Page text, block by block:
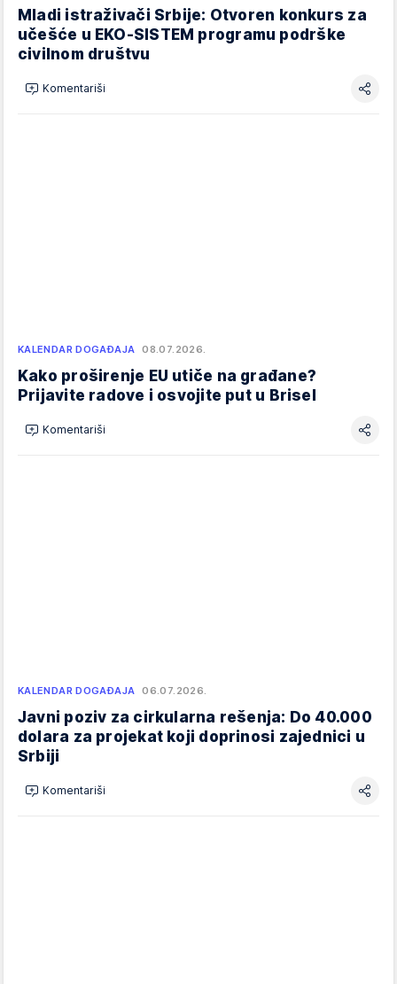
Mladi istraživači Srbije: Otvoren konkurs za
učešće u EKO-SISTEM programu podrške
civilnom društvu
Komentariši
KALENDAR DOGAĐAJA 08.07.2026.
Kako proširenje EU utiče na građane?
Prijavite radove i osvojite put u Brisel
Komentariši
KALENDAR DOGAĐAJA 06.07.2026.
Javni poziv za cirkularna rešenja: Do 40.000
dolara za projekat koji doprinosi zajednici u
Srbiji
Komentariši